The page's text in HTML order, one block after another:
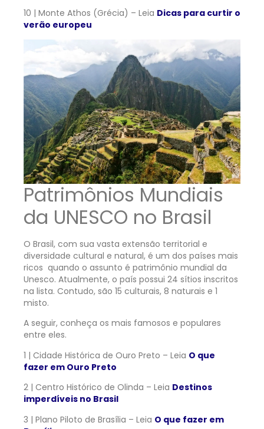
10 | Monte Athos (Grécia) – Leia Dicas para curtir o
verão europeu
Patrimônios Mundiais
da UNESCO no Brasil
O Brasil, com sua vasta extensão territorial e
diversidade cultural e natural, é um dos países mais
ricos quando o assunto é patrimônio mundial da
Unesco. Atualmente, o país possui 24 sítios inscritos
na lista. Contudo, são 15 culturais, 8 naturais e 1
misto.
A seguir, conheça os mais famosos e populares
entre eles.
1 | Cidade Histórica de Ouro Preto – Leia O que
fazer em Ouro Preto
2 | Centro Histórico de Olinda – Leia Destinos
imperdíveis no Brasil
3 | Plano Piloto de Brasília – Leia O que fazer em